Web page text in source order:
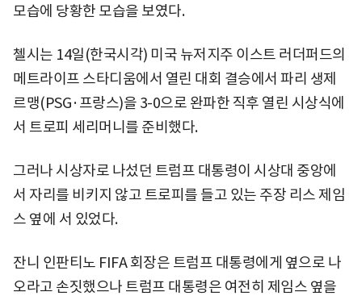
모습에 당황한 모습을 보였다.
첼시는 14일(한국시각) 미국 뉴저지주 이스트 러더퍼드의
메트라이프 스타디움에서 열린 대회 결승에서 파리 생제
르맹(PSG·프랑스)을 3-0으로 완파한 직후 열린 시상식에
서 트로피 세리머니를 준비했다.
그러나 시상자로 나섰던 트럼프 대통령이 시상대 중앙에
서 자리를 비키지 않고 트로피를 들고 있는 주장 리스 제임
스 옆에 서 있었다.
잔니 인판티노 FIFA 회장은 트럼프 대통령에게 옆으로 나
오라고 손짓했으나 트럼프 대통령은 여전히 제임스 옆을